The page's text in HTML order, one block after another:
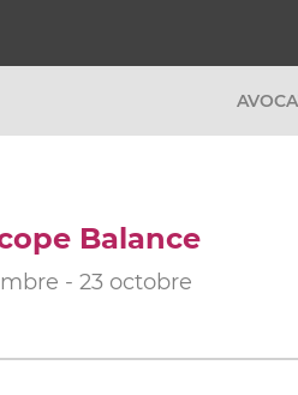
Balance
- 23 octobre